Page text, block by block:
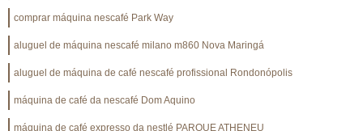
comprar máquina nescafé Park Way
aluguel de máquina nescafé milano m860 Nova Maringá
aluguel de máquina de café nescafé profissional Rondonópolis
máquina de café da nescafé Dom Aquino
máquina de café expresso da nestlé PARQUE ATHENEU